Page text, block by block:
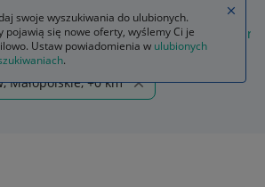
t-shirty męskie t-shirty damskie t-
Małopolskie, +0 km
swoje wyszukiwania do ulubionych.
pojawią się nowe oferty, wyślemy Ci je
Ustaw powiadomienia w ulubionych
.